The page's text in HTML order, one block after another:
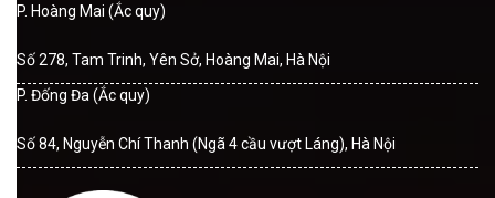
P. Hoàng Mai (Ắc quy)
Số 278, Tam Trinh, Yên Sở, Hoàng Mai, Hà Nội
P. Đống Đa (Ắc quy)
Số 84, Nguyễn Chí Thanh (Ngã 4 cầu vượt Láng), Hà Nội